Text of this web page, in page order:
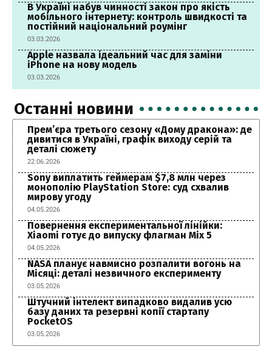
В Україні набув чинності закон про якість
мобільного інтернету: контроль швидкості та
постійний національний роумінг
03.03.2026
Apple назвала ідеальний час для заміни
iPhone на нову модель
03.03.2026
Останні новини
Прем’єра третього сезону «Дому дракона»: де
дивитися в Україні, графік виходу серій та
деталі сюжету
22.06.2026
Sony виплатить геймерам $7,8 млн через
монополію PlayStation Store: суд схвалив
мирову угоду
04.05.2026
Повернення експериментальної лінійки:
Xiaomi готує до випуску флагман Mix 5
04.05.2026
NASA планує навмисно розпалити вогонь на
Місяці: деталі незвичного експерименту
03.05.2026
Штучний інтелект випадково видалив усю
базу даних та резервні копії стартапу
PocketOS
03.05.2026